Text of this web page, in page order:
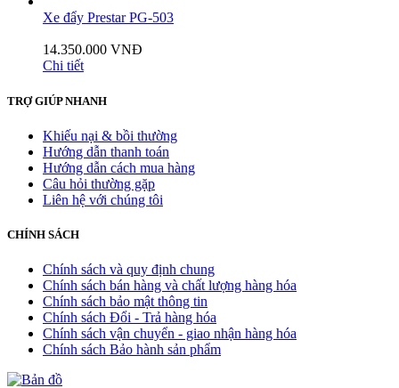
Xe đẩy Prestar PG-503
14.350.000 VNĐ
Chi tiết
TRỢ GIÚP NHANH
Khiếu nại & bồi thường
Hướng dẫn thanh toán
Hướng dẫn cách mua hàng
Câu hỏi thường gặp
Liên hệ với chúng tôi
CHÍNH SÁCH
Chính sách và quy định chung
Chính sách bán hàng và chất lượng hàng hóa
Chính sách bảo mật thông tin
Chính sách Đổi - Trả hàng hóa
Chính sách vận chuyển - giao nhận hàng hóa
Chính sách Bảo hành sản phẩm